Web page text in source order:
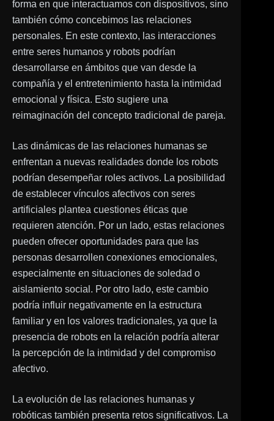
forma en que interactuamos con dispositivos, sino
también cómo concebimos las relaciones
personales. En este contexto, las interacciones
entre seres humanos y robots podrían
desarrollarse en ámbitos que van desde la
compañía y el entretenimiento hasta la intimidad
emocional y física. Esto sugiere una
reimaginación del concepto tradicional de pareja.
Las dinámicas de las relaciones humanas se
enfrentan a nuevas realidades donde los robots
podrían desempeñar roles activos. La posibilidad
de establecer vínculos afectivos con seres
artificiales plantea cuestiones éticas que
requieren atención. Por un lado, estas relaciones
pueden ofrecer oportunidades para que las
personas desarrollen conexiones emocionales,
especialmente en situaciones de soledad o
aislamiento social. Por otro lado, este cambio
podría influir negativamente en la estructura
familiar y en los valores tradicionales, ya que la
presencia de robots en la relación podría alterar
la percepción de la intimidad y del compromiso
afectivo.
La evolución de las relaciones humanas y
robóticas también presenta retos significativos. La